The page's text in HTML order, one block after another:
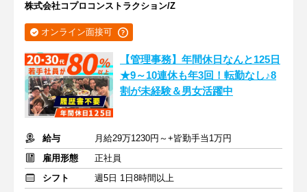
株式会社コプロコンストラクション/Z
オンライン面接可
【管理事務】年間休日なんと125日
★9～10連休も年3回！転勤なし♪8
割が未経験＆男女活躍中
給与
月給29万1230円～+皆勤手当1万円
雇用形態
正社員
シフト
週5日 1日8時間以上